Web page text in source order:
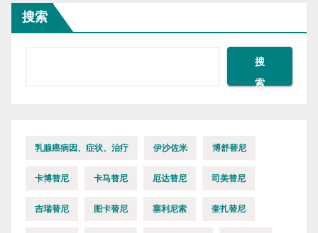
搜索
搜
索
乳腺癌病因、症状、治疗 伊沙佐米 博舒替尼
卡博替尼 卡马替尼 厄达替尼 司美替尼
吉瑞替尼 图卡替尼 塞利尼索 奎扎替尼